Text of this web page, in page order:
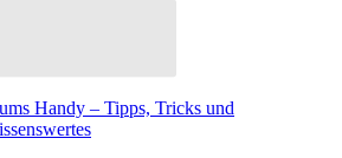
Handy – Tipps, Tricks und